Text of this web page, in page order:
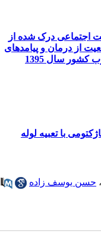
درک شده از
از درمان و پیامدهای
سال 1395
با تعبیه لوله
یوسف زاده
،